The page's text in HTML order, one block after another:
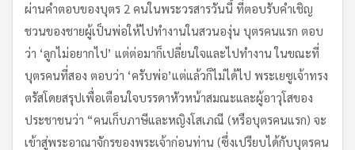
ผ่านคำตอบของบุตร 2 คนในพระวรสารวันนี้ ที่ตอบรับคำเชิญ
ชวนของชายผู้เป็นพ่อให้ไปทำงานในสวนองุ่น บุตรคนแรก ตอบ
ว่า ‘ลูกไม่อยากไป’ แต่ต่อมาก็เปลี่ยนใจและไปทำงาน ในขณะที่
บุตรคนที่สอง ตอบว่า ‘ครับพ่อ’แต่แล้วก็ไม่ได้ไป พระเยซูเจ้าทรง
ตรัสโดยสรุปเพื่อเตือนใจบรรดาหัวหน้าสมณะและผู้อาวุโสของ
ประชาชนว่า “คนเก็บภาษีและหญิงโสเภณี (หรือบุตรคนแรก) จะ
เข้าสู่พระอาณาจักรของพระเจ้าก่อนท่าน (ซึ่งเปรียบได้กับบุตรคน